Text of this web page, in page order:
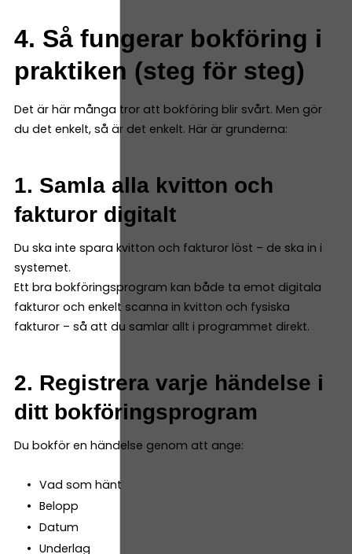
4. Så fungerar bokföring i
praktiken (steg för steg)
Det är här många tror att bokföring blir svårt. Men gör
du det enkelt, så är det enkelt. Här är grunderna:
1. Samla alla kvitton och
fakturor digitalt
Du ska inte spara kvitton och fakturor löst – de ska in i
systemet.
Ett bra bokföringsprogram kan både ta emot digitala
fakturor och enkelt scanna in kvitton och fysiska
fakturor – så att du samlar allt i programmet direkt.
2. Registrera varje händelse i
ditt bokföringsprogram
Du bokför en händelse genom att ange:
Vad som hänt
Belopp
Datum
Underlag